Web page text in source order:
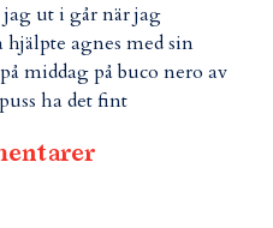
jag ut i går när jag
agnes med sin
middag på buco nero av
ha det fint